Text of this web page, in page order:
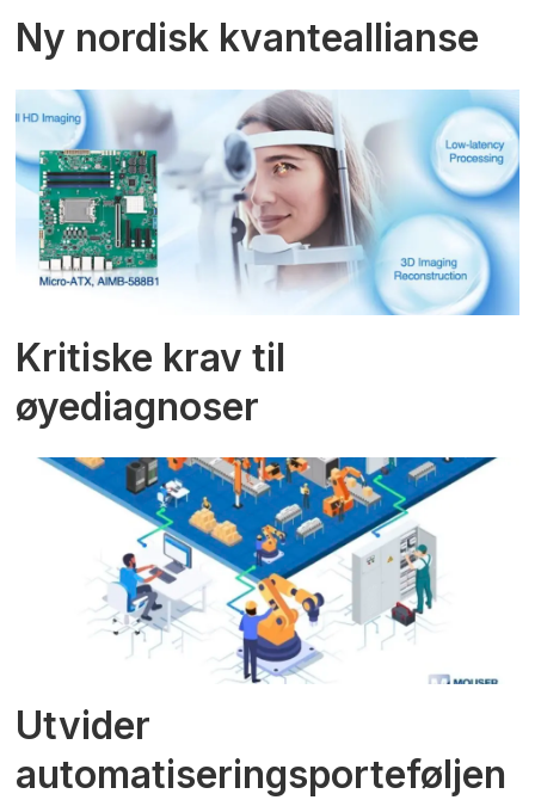
Ny nordisk kvanteallianse
Kritiske krav til
øyediagnoser
Utvider
automatiseringsporteføljen